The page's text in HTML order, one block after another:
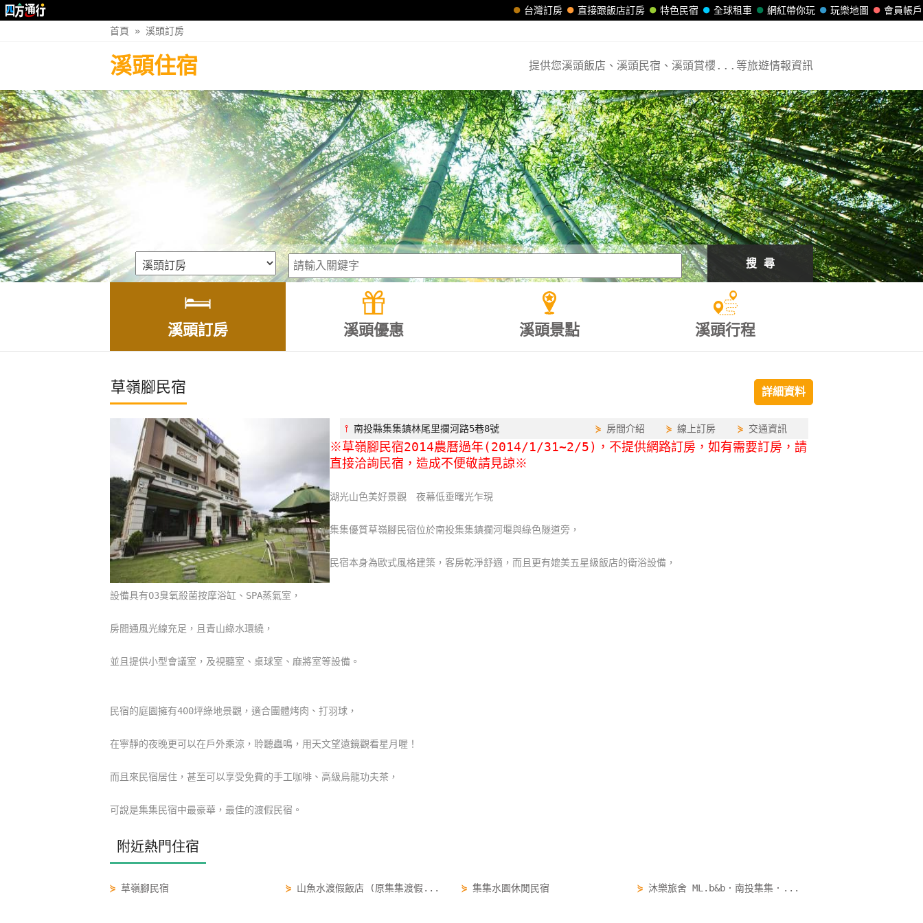
會員帳戶
玩樂地圖
網紅帶你玩
全球租車
特色民宿
直接跟飯店訂房
台灣訂房
首頁 » 溪頭訂房
溪頭住宿 提供您溪頭飯店、溪頭民宿、溪頭賞櫻...等旅遊情報資訊
搜 尋
溪頭訂房 溪頭優惠 溪頭景點 溪頭行程
草嶺腳民宿 詳細資料
⫯ 南投縣集集鎮林尾里攔河路5巷8號 ⋟ 房間介紹 ⋟線上訂房 ⋟ 交通資訊
※草嶺腳民宿2014農曆過年(2014/1/31~2/5)，不提供網路訂房，如有需要訂房，請
直接洽詢民宿，造成不便敬請見諒※
湖光山色美好景觀 夜幕低垂曙光乍現
集集優質草嶺腳民宿位於南投集集鎮攔河堰與綠色隧道旁，
民宿本身為歐式風格建築，客房乾淨舒適，而且更有媲美五星級飯店的衛浴設備，
設備具有O3臭氧殺菌按摩浴缸、SPA蒸氣室，
房間通風光線充足，且青山綠水環繞，
並且提供小型會議室，及視聽室、桌球室、麻將室等設備。
民宿的庭園擁有400坪綠地景觀，適合團體烤肉、打羽球，
在寧靜的夜晚更可以在戶外乘涼，聆聽蟲鳴，用天文望遠鏡觀看星月喔！
而且來民宿居住，甚至可以享受免費的手工咖啡、高級烏龍功夫茶，
可說是集集民宿中最豪華，最佳的渡假民宿。
附近熱門住宿
⋟ 草嶺腳民宿 ⋟ 山魚水渡假飯店 (原集集渡假... ⋟ 集集水園休閒民宿 ⋟ 沐樂旅舍 ML.b&b．南投集集．...